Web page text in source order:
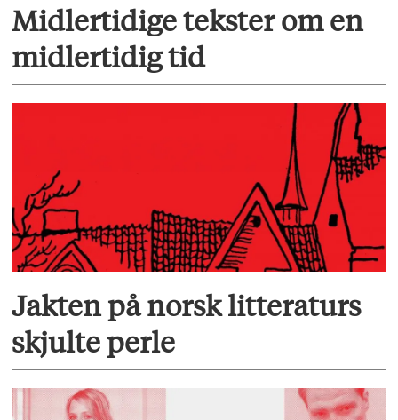
Midlertidige tekster om en
midlertidig tid
Jakten på norsk litteraturs
skjulte perle